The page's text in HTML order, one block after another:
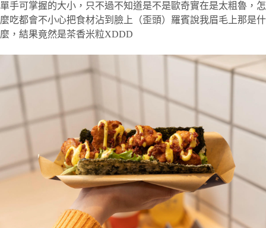
單手可掌握的大小，只不過不知道是不是歐奇實在是太粗魯，怎
麼吃都會不小心把食材沾到臉上（歪頭）羅賓說我眉毛上那是什
麼，結果竟然是茶香米粒XDDD